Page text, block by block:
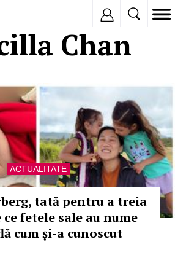
Chan
ACTUALITATE
tată pentru a treia
fetele sale au nume
cum și-a cunoscut